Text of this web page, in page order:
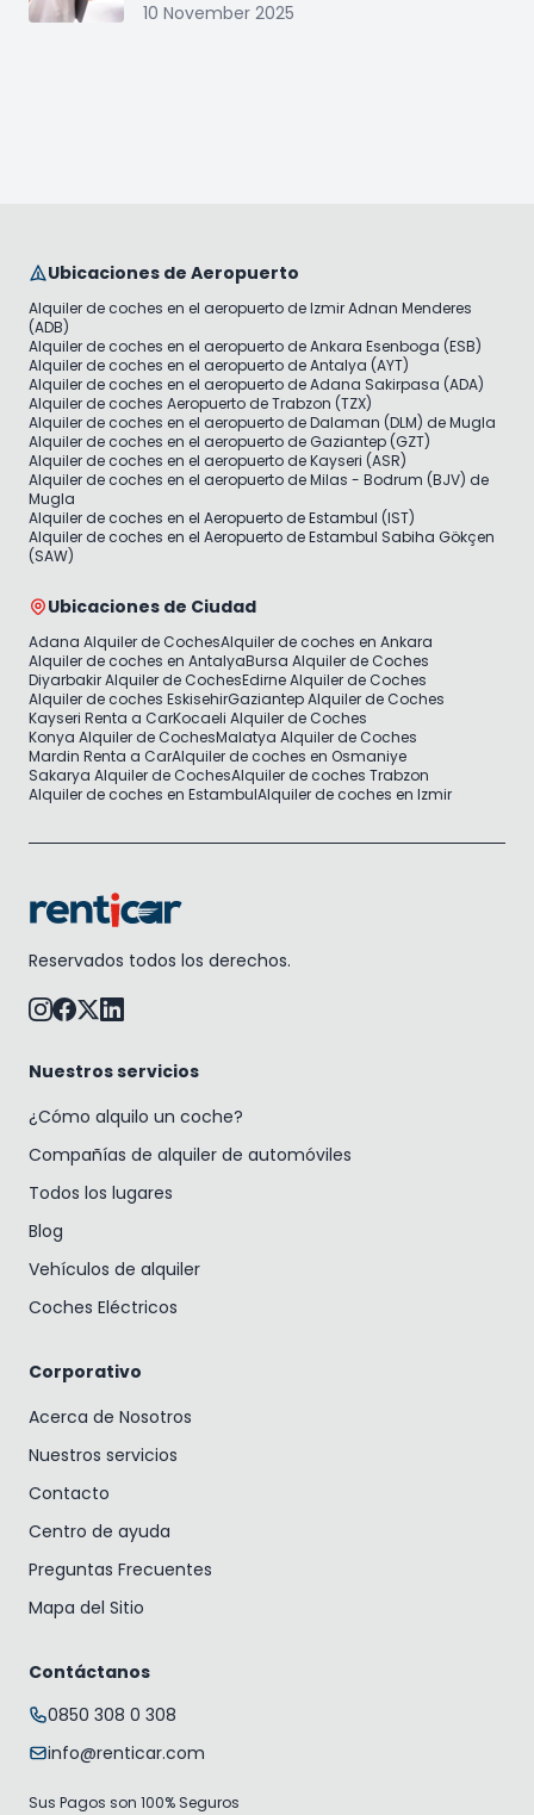
10 November 2025
Ubicaciones de Aeropuerto
Alquiler de coches en el aeropuerto de Izmir Adnan Menderes
(ADB)
Alquiler de coches en el aeropuerto de Ankara Esenboga (ESB)
Alquiler de coches en el aeropuerto de Antalya (AYT)
Alquiler de coches en el aeropuerto de Adana Sakirpasa (ADA)
Alquiler de coches Aeropuerto de Trabzon (TZX)
Alquiler de coches en el aeropuerto de Dalaman (DLM) de Mugla
Alquiler de coches en el aeropuerto de Gaziantep (GZT)
Alquiler de coches en el aeropuerto de Kayseri (ASR)
Alquiler de coches en el aeropuerto de Milas - Bodrum (BJV) de
Mugla
Alquiler de coches en el Aeropuerto de Estambul (IST)
Alquiler de coches en el Aeropuerto de Estambul Sabiha Gökçen
(SAW)
Ubicaciones de Ciudad
Adana Alquiler de CochesAlquiler de coches en Ankara
Alquiler de coches en AntalyaBursa Alquiler de Coches
Diyarbakir Alquiler de CochesEdirne Alquiler de Coches
Alquiler de coches EskisehirGaziantep Alquiler de Coches
Kayseri Renta a CarKocaeli Alquiler de Coches
Konya Alquiler de CochesMalatya Alquiler de Coches
Mardin Renta a CarAlquiler de coches en Osmaniye
Sakarya Alquiler de CochesAlquiler de coches Trabzon
Alquiler de coches en EstambulAlquiler de coches en Izmir
Reservados todos los derechos.
Nuestros servicios
¿Cómo alquilo un coche?
Compañías de alquiler de automóviles
Todos los lugares
Blog
Vehículos de alquiler
Coches Eléctricos
Corporativo
Acerca de Nosotros
Nuestros servicios
Contacto
Centro de ayuda
Preguntas Frecuentes
Mapa del Sitio
Contáctanos
0850 308 0 308
info@renticar.com
Sus Pagos son 100% Seguros